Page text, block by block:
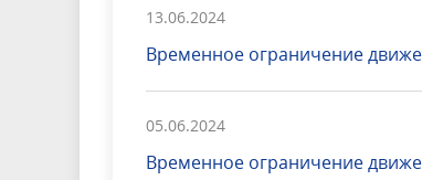
13.06.2024
Временное ограничение
05.06.2024
Временное ограничение